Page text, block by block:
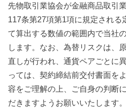
先物取引業協会が金融商品取引
117条第27項第1項に規定される
て算出する数値の範囲内で当社
します。なお、為替リスクは、
直しが行われ、通貨ペアごとに
っては、契約締結前交付書面を
容をご理解の上、ご自身の判断
だきますようお願いいたします。